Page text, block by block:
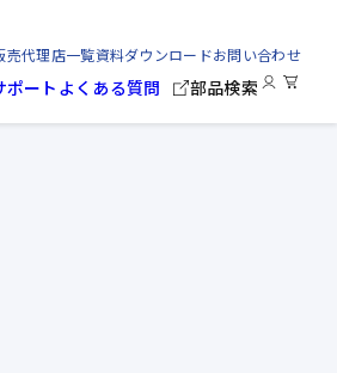
ート よくある質問 部品検索
売代理店一覧資料ダウンロードお問い合わせ